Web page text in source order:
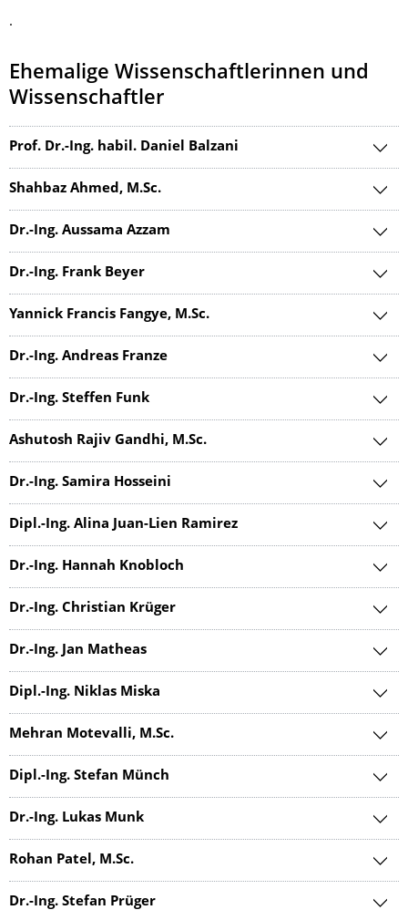
.
Ehemalige Wissenschaftlerinnen und
Wissenschaftler
Prof. Dr.-Ing. habil. Daniel Balzani
Shahbaz Ahmed, M.Sc.
Dr.-Ing. Aussama Azzam
Dr.-Ing. Frank Beyer
Yannick Francis Fangye, M.Sc.
Dr.-Ing. Andreas Franze
Dr.-Ing. Steffen Funk
Ashutosh Rajiv Gandhi, M.Sc.
Dr.-Ing. Samira Hosseini
Dipl.-Ing. Alina Juan-Lien Ramirez
Dr.-Ing. Hannah Knobloch
Dr.-Ing. Christian Krüger
Dr.-Ing. Jan Matheas
Dipl.-Ing. Niklas Miska
Mehran Motevalli, M.Sc.
Dipl.-Ing. Stefan Münch
Dr.-Ing. Lukas Munk
Rohan Patel, M.Sc.
Dr.-Ing. Stefan Prüger